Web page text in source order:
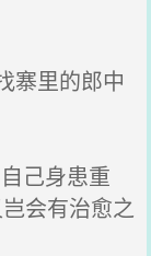
寨里的郎中
己身患重
会有治愈之